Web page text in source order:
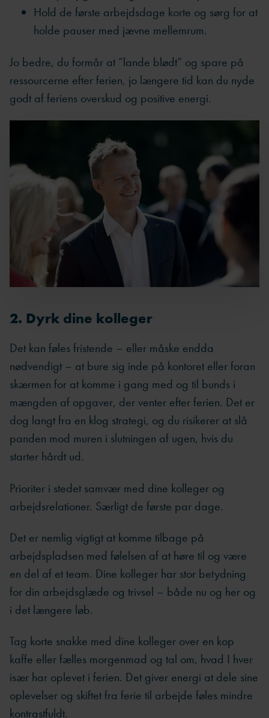
Hold de første arbejdsdage korte og sørg for at
holde pauser med jævne mellemrum.
Jo bedre, du formår at ”lande blødt” og spare på
ressourcerne efter ferien, jo længere tid kan du nyde
godt af feriens overskud og positive energi.
2. Dyrk dine kolleger
Det kan føles fristende – eller måske endda
nødvendigt – at bure sig inde på kontoret eller foran
skærmen for at komme i gang med og til bunds i
mængden af opgaver, der venter efter ferien. Det er
dog langt fra en klog strategi, og du risikerer at slå
panden mod muren i slutningen af ugen, hvis du
starter hårdt ud.
Prioriter i stedet samvær med dine kolleger og
arbejdsrelationer. Særligt de første par dage.
Det er nemlig vigtigt at komme tilbage på
arbejdspladsen med følelsen af at høre til og være
en del af et team. Dine kolleger har stor betydning
for din arbejdsglæde og trivsel – både nu og her og
i det længere løb.
Tag korte snakke med dine kolleger over en kop
kaffe eller fælles morgenmad og tal om, hvad I hver
især har oplevet i ferien. Det giver energi at dele sine
oplevelser og skiftet fra ferie til arbejde føles mindre
kontrastfuldt.